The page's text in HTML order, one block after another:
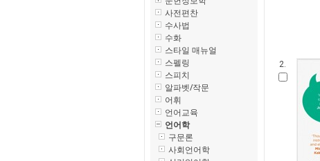
사전편찬
수사법
수화
스타일 매뉴얼
스펠링
스피치
알파벳/작문
어휘
언어교육
언어학
구문론
사회언어학
2.